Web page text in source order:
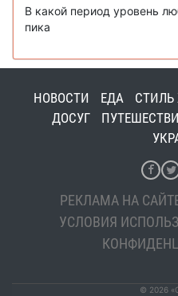
В какой период уровень
пика
НОВОСТИ ЕДА
ДОСУГ
РЕКЛАМА НА
УСЛОВИЯ
© 2026